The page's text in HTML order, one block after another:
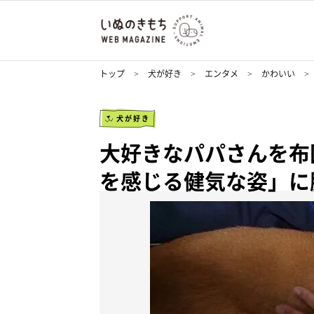
トップ 犬が好き エンタメ かわいい
犬が好き
大好きなパパさんを
を感じる健気な姿」